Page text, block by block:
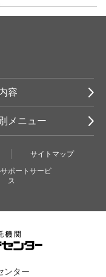
容
メニュー
サイトマップ
サポートサービ
ス
ンター